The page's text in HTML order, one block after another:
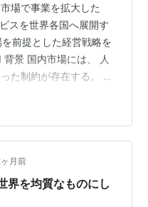
場で事業を拡大した
スを世界各国へ展開す
前提とした経営戦略を
景 国内市場には、 人
た制約が存在する。 国
企業がグローバル化を
だからだけではない。
じるためである。 企業
海外展開 ↓ 市場拡大
商品 ブランド 技術 …
月前
界を均質なものにし